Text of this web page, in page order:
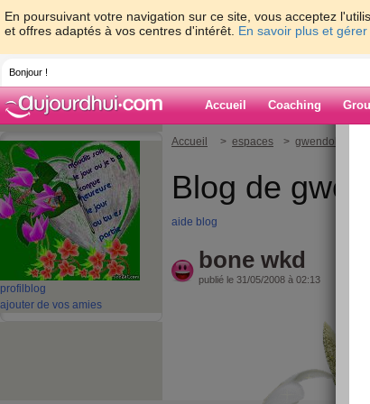
En poursuivant votre navigation sur ce site, vous acceptez
et offres adaptés à vos centres d'intérêt. En savoir plus et
Bonjour !
Accueil Coaching
profil blog
ajouter de vos amies
Accueil > espaces > gwendoline
Blog de
aide blog
bone wkd
publié le 31/05/2008 à 02:13